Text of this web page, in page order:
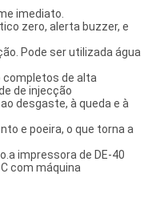
imediato.
zero, alerta buzzer, e
Pode ser utilizada água
completos de alta
de injecção
desgaste, à queda e à
e poeira, o que torna a
impressora de DE-40
com máquina